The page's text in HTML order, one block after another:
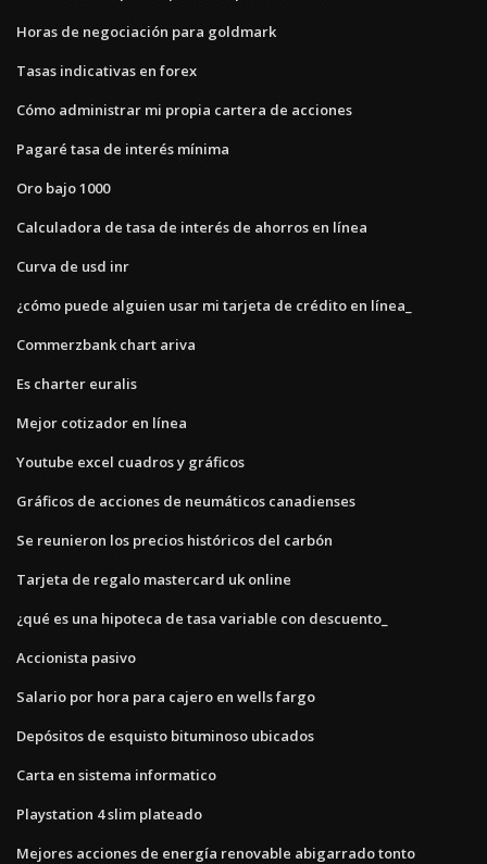
Horas de negociación para goldmark
Tasas indicativas en forex
Cómo administrar mi propia cartera de acciones
Pagaré tasa de interés mínima
Oro bajo 1000
Calculadora de tasa de interés de ahorros en línea
Curva de usd inr
¿cómo puede alguien usar mi tarjeta de crédito en línea_
Commerzbank chart ariva
Es charter euralis
Mejor cotizador en línea
Youtube excel cuadros y gráficos
Gráficos de acciones de neumáticos canadienses
Se reunieron los precios históricos del carbón
Tarjeta de regalo mastercard uk online
¿qué es una hipoteca de tasa variable con descuento_
Accionista pasivo
Salario por hora para cajero en wells fargo
Depósitos de esquisto bituminoso ubicados
Carta en sistema informatico
Playstation 4 slim plateado
Mejores acciones de energía renovable abigarrado tonto